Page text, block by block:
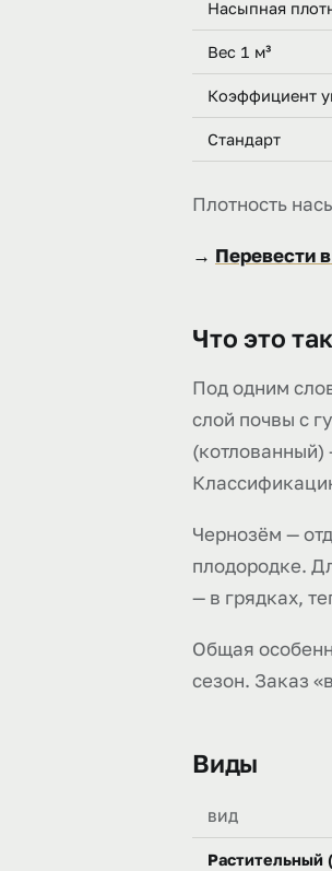
Насыпная
Вес 1 м³
Коэффициент
Стандарт
Плотность
→ Перевести
Что это
Под одним
слой почвы с
Чернозём —
плодородке.
— в грядках,
Общая
сезон. Заказ
Виды
ВИД
Растительный